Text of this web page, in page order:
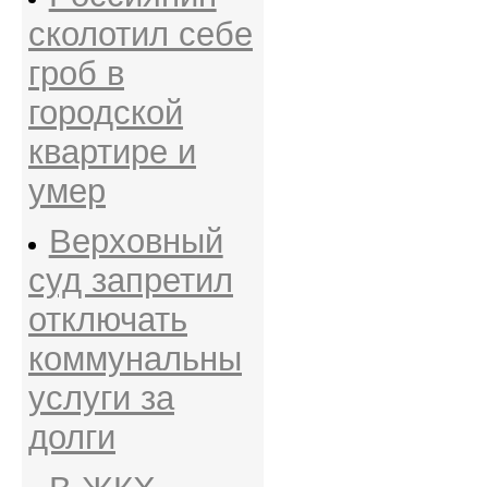
сколотил себе
гроб в
городской
квартире и
умер
Верховный
суд запретил
отключать
коммунальны
услуги за
долги